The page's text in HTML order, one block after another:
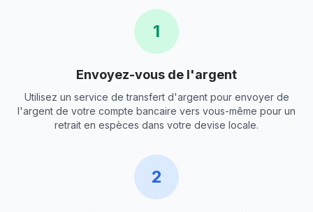
1
Envoyez-vous de l'argent
Utilisez un service de transfert d'argent pour envoyer de
l'argent de votre compte bancaire vers vous-même pour un
retrait en espèces dans votre devise locale.
2